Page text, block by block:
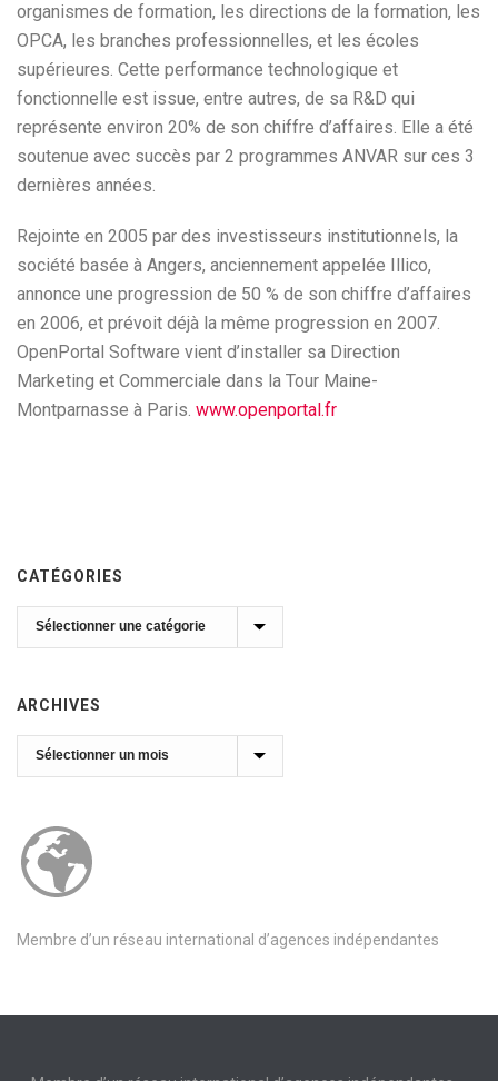
organismes de formation, les directions de la formation, les
OPCA, les branches professionnelles, et les écoles
supérieures. Cette performance technologique et
fonctionnelle est issue, entre autres, de sa R&D qui
représente environ 20% de son chiffre d’affaires. Elle a été
soutenue avec succès par 2 programmes ANVAR sur ces 3
dernières années.
Rejointe en 2005 par des investisseurs institutionnels, la
société basée à Angers, anciennement appelée Illico,
annonce une progression de 50 % de son chiffre d’affaires
en 2006, et prévoit déjà la même progression en 2007.
OpenPortal Software vient d’installer sa Direction
Marketing et Commerciale dans la Tour Maine-
Montparnasse à Paris. www.openportal.fr
CATÉGORIES
Catégories
ARCHIVES
Archives
Membre d’un réseau international d’agences indépendantes